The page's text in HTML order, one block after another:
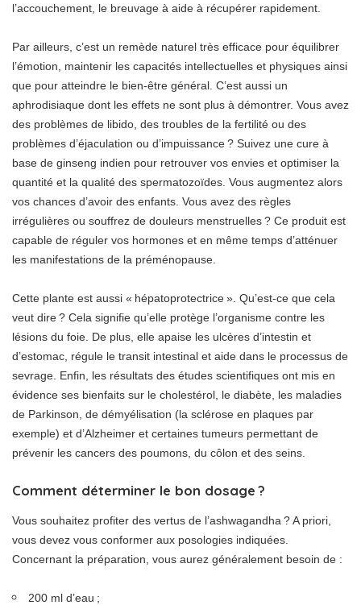
l’accouchement, le breuvage à aide à récupérer rapidement.
Par ailleurs, c’est un remède naturel très efficace pour équilibrer
l’émotion, maintenir les capacités intellectuelles et physiques ainsi
que pour atteindre le bien-être général. C’est aussi un
aphrodisiaque dont les effets ne sont plus à démontrer. Vous avez
des problèmes de libido, des troubles de la fertilité ou des
problèmes d’éjaculation ou d’impuissance ? Suivez une cure à
base de ginseng indien pour retrouver vos envies et optimiser la
quantité et la qualité des spermatozoïdes. Vous augmentez alors
vos chances d’avoir des enfants. Vous avez des règles
irrégulières ou souffrez de douleurs menstruelles ? Ce produit est
capable de réguler vos hormones et en même temps d’atténuer
les manifestations de la préménopause.
Cette plante est aussi « hépatoprotectrice ». Qu’est-ce que cela
veut dire ? Cela signifie qu’elle protège l’organisme contre les
lésions du foie. De plus, elle apaise les ulcères d’intestin et
d’estomac, régule le transit intestinal et aide dans le processus de
sevrage. Enfin, les résultats des études scientifiques ont mis en
évidence ses bienfaits sur le cholestérol, le diabète, les maladies
de Parkinson, de démyélisation (la sclérose en plaques par
exemple) et d’Alzheimer et certaines tumeurs permettant de
prévenir les cancers des poumons, du côlon et des seins.
Comment déterminer le bon dosage ?
Vous souhaitez profiter des vertus de l’ashwagandha ? A priori,
vous devez vous conformer aux posologies indiquées.
Concernant la préparation, vous aurez généralement besoin de :
200 ml d’eau ;